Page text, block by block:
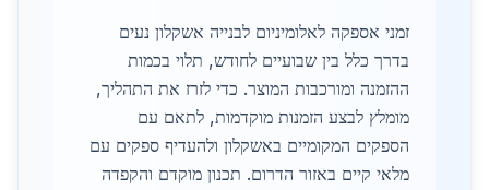
זמני אספקה לאלומיניום לבנייה אשקלון נעים
בדרך כלל בין שבועיים לחודש, תלוי בכמות
ההזמנה ומורכבות המוצר. כדי לזרז את התהליך,
מומלץ לבצע הזמנות מוקדמות, לתאם עם
הספקים המקומיים באשקלון ולהעדיף ספקים עם
מלאי קיים באזור הדרום. תכנון מוקדם והקפדה